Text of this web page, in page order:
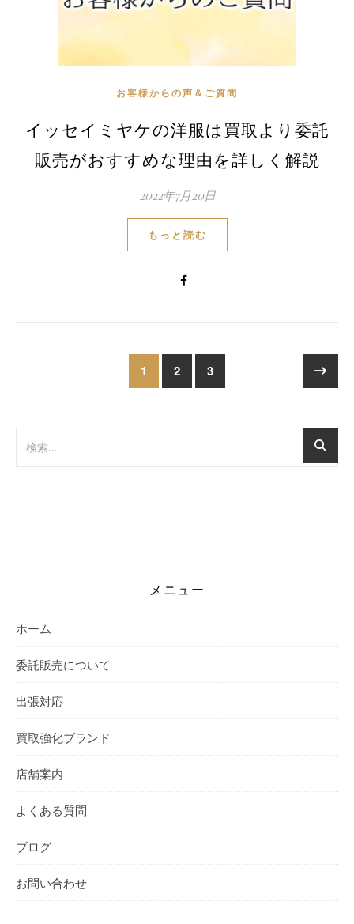
お客様からの声＆ご質問
イッセイミヤケの洋服は買取より委託
販売がおすすめな理由を詳しく解説
2022年7月20日
もっと読む
1 2 3
メニュー
ホーム
委託販売について
出張対応
買取強化ブランド
店舗案内
よくある質問
ブログ
お問い合わせ